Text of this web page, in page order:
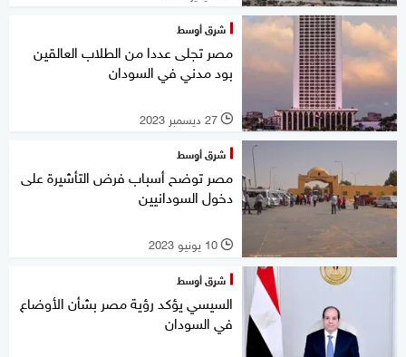
شرق أوسط
مصر تجلى عددا من الطلاب العالقين
بود مدني في السودان
l 27 ديسمبر 2023
شرق أوسط
مصر توضح أسباب فرض التأشيرة على
دخول السودانيين
l 10 يونيو 2023
شرق أوسط
السيسي يؤكد رؤية مصر بشأن الأوضاع
في السودان